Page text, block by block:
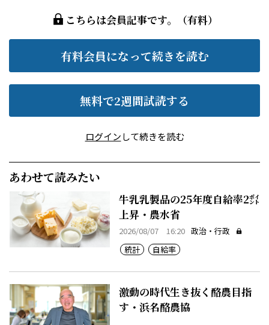
こちらは会員記事です。（有料）
有料会員になって続きを読む
無料で2週間試読する
ログインして続きを読む
あわせて読みたい
牛乳乳製品の25年度自給率2㌽
上昇・農水省
2026/08/07 16:20 政治・行政
統計
自給率
激動の時代生き抜く酪農目指
す・浜名酪農協